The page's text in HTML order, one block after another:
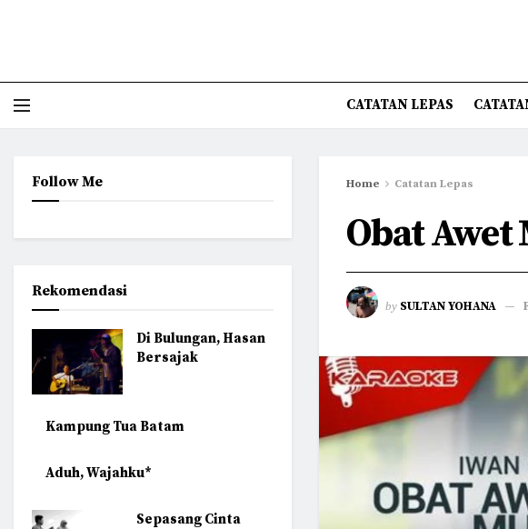
CATATAN LEPAS
Home Catatan Lepas
Obat Awet
by SULTAN YOHANA
Follow Me
Rekomendasi
Di Bulungan, Hasan
Bersajak
Kampung Tua Batam
Aduh, Wajahku*
Sepasang Cinta